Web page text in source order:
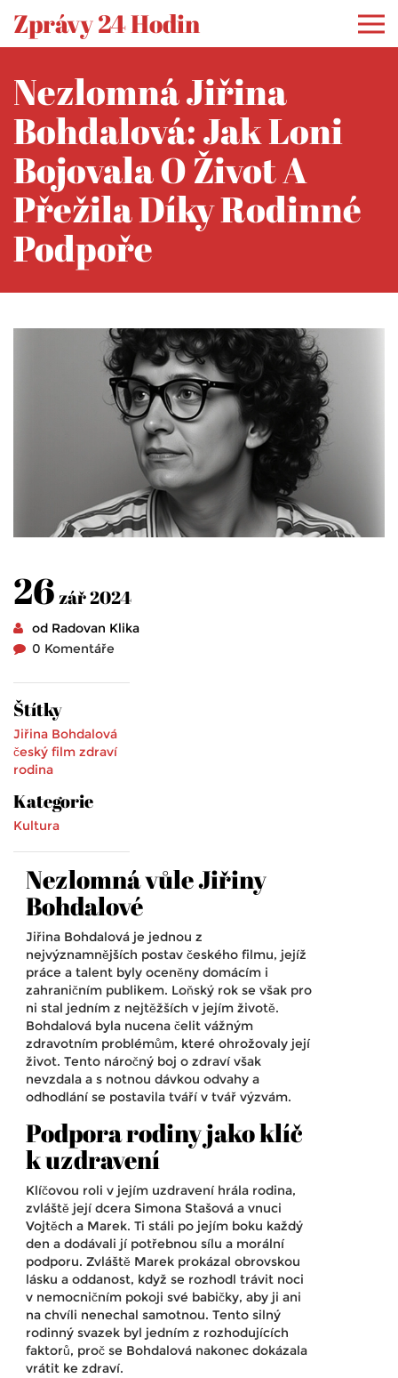
Zprávy 24 Hodin
Nezlomná Jiřina
Bohdalová: Jak Loni
Bojovala O Život A
Přežila Díky Rodinné
Podpoře
26zář 2024
od Radovan Klika
0 Komentáře
Štítky
Jiřina Bohdalová
český film zdraví
rodina
Kategorie
Kultura
Nezlomná vůle Jiřiny
Bohdalové
Jiřina Bohdalová je jednou z
nejvýznamnějších postav českého filmu, jejíž
práce a talent byly oceněny domácím i
zahraničním publikem. Loňský rok se však pro
ni stal jedním z nejtěžších v jejím životě.
Bohdalová byla nucena čelit vážným
zdravotním problémům, které ohrožovaly její
život. Tento náročný boj o zdraví však
nevzdala a s notnou dávkou odvahy a
odhodlání se postavila tváří v tvář výzvám.
Podpora rodiny jako klíč
k uzdravení
Klíčovou roli v jejím uzdravení hrála rodina,
zvláště její dcera Simona Stašová a vnuci
Vojtěch a Marek. Ti stáli po jejím boku každý
den a dodávali jí potřebnou sílu a morální
podporu. Zvláště Marek prokázal obrovskou
lásku a oddanost, když se rozhodl trávit noci
v nemocničním pokoji své babičky, aby ji ani
na chvíli nenechal samotnou. Tento silný
rodinný svazek byl jedním z rozhodujících
faktorů, proč se Bohdalová nakonec dokázala
vrátit ke zdraví.